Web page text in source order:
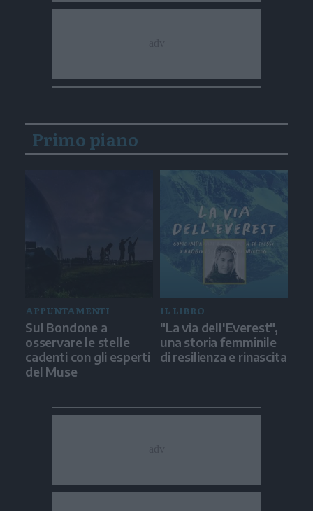
Primo piano
APPUNTAMENTI
Sul Bondone a
osservare le stelle
cadenti con gli esperti
del Muse
IL LIBRO
"La via dell'Everest",
una storia femminile
di resilienza e rinascita